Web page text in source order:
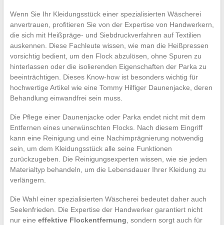
Wenn Sie Ihr Kleidungsstück einer spezialisierten Wäscherei
anvertrauen, profitieren Sie von der Expertise von Handwerkern,
die sich mit Heißpräge- und Siebdruckverfahren auf Textilien
auskennen. Diese Fachleute wissen, wie man die Heißpressen
vorsichtig bedient, um den Flock abzulösen, ohne Spuren zu
hinterlassen oder die isolierenden Eigenschaften der Parka zu
beeinträchtigen. Dieses Know-how ist besonders wichtig für
hochwertige Artikel wie eine Tommy Hilfiger Daunenjacke, deren
Behandlung einwandfrei sein muss.
Die Pflege einer Daunenjacke oder Parka endet nicht mit dem
Entfernen eines unerwünschten Flocks. Nach diesem Eingriff
kann eine Reinigung und eine Nachimprägnierung notwendig
sein, um dem Kleidungsstück alle seine Funktionen
zurückzugeben. Die Reinigungsexperten wissen, wie sie jeden
Materialtyp behandeln, um die Lebensdauer Ihrer Kleidung zu
verlängern.
Die Wahl einer spezialisierten Wäscherei bedeutet daher auch
Seelenfrieden. Die Expertise der Handwerker garantiert nicht
nur eine effektive Flockentfernung, sondern sorgt auch für